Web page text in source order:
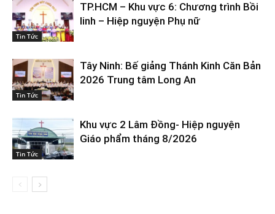
Tin Tức
TP.HCM – Khu vực 6: Chương trình Bồi
linh – Hiệp nguyện Phụ nữ
Tin Tức
Tây Ninh: Bế giảng Thánh Kinh Căn Bản
2026 Trung tâm Long An
Tin Tức
Khu vực 2 Lâm Đồng- Hiệp nguyện
Giáo phẩm tháng 8/2026